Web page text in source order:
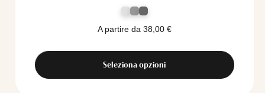
A partire da 38,00 €
Seleziona opzioni